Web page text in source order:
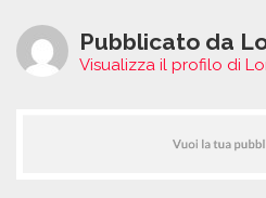
Pubblicato da
Visualizza il profilo di